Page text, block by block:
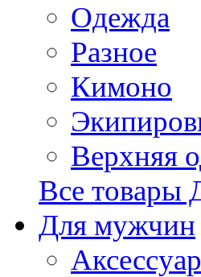
Одежда
Разное
Кимоно
Верхняя
Все товары
Для мужчин